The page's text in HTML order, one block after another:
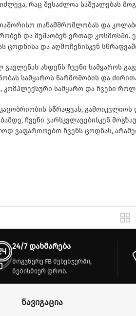
რაც შესაძლოა საშუალებას
თანამშრომლობას და
და მუშაობენ ერთად
ცოდნისა და აღმოჩენისკენ
ახდენს ჩვენი სამყაროს
სამყაროს წარმოშობის და
კომპლექსური სამყარო და ჩვენი
სწრაფვას,
ჩვენი ვარსკვლავებისკენ
ვაფართოებთ ჩვენს ცოდნას,
24/7 დახმარება
მოგვწერე FB მესენჯერში,
ნებისმიერ დროს.
ნავიგაცია